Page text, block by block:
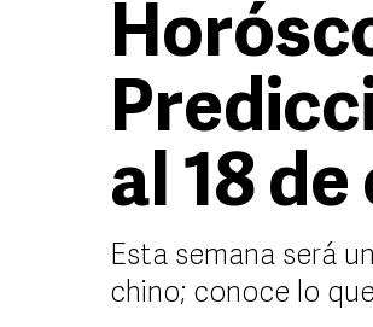
al 18
Esta semana será
chino; conoce lo